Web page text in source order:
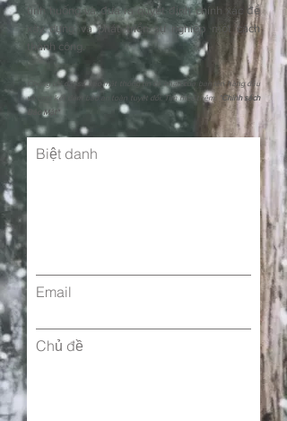
tình huống và đưa ra quyết định chính xác để
xây dựng và phát triển sự nghiệp một cách
thành công.
Chúng tôi đặt sự bảo mật thông tin cá nhân của bạn lên hàng đầu
và cam kết đảm bảo an toàn tuyệt đối. Tìm hiểu thêm: " Chính sách
Bảo Mật"
Biệt danh
Email
Chủ đề